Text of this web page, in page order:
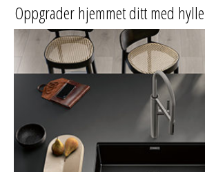
Oppgrader hjemmet ditt med